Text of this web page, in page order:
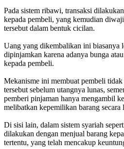
Pada sistem ribawi, transaksi
kepada pembeli, yang kemudian
tersebut dalam bentuk cicilan.
Uang yang dikembalikan ini biasanya
dipinjamkan karena adanya bunga
kepada pembeli.
Mekanisme ini membuat pembeli
tersebut sebelum utangnya lunas,
pemberi pinjaman hanya mengambil
melibatkan kepemilikan barang secara
Di sisi lain, dalam sistem syariah
dilakukan dengan menjual barang
tertentu, yang telah mencakup